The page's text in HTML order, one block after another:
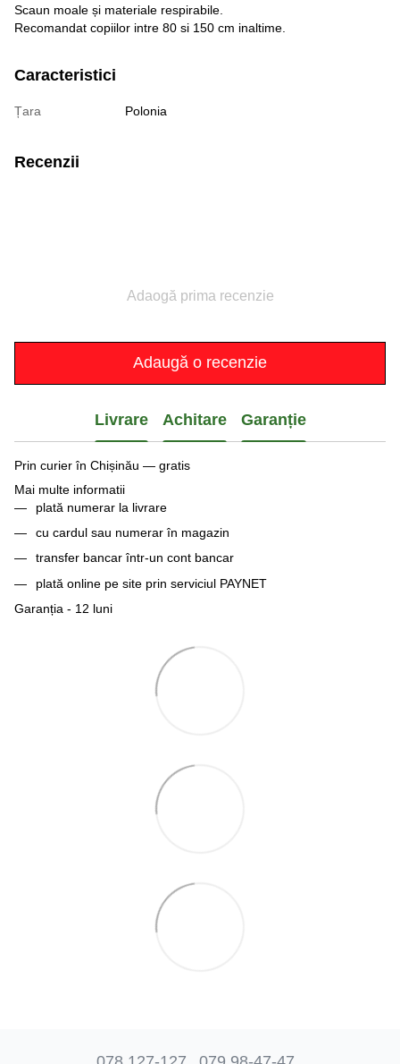
Scaun moale și materiale respirabile.
Recomandat copiilor intre 80 si 150 cm inaltime.
Caracteristici
Țara Polonia
Recenzii
Adaogă prima recenzie
Adaugă o recenzie
Livrare Achitare Garanție
Prin curier în Chișinău — gratis
Mai multe informatii
plată numerar la livrare
cu cardul sau numerar în magazin
transfer bancar într-un cont bancar
plată online pe site prin serviciul PAYNET
Garanția - 12 luni